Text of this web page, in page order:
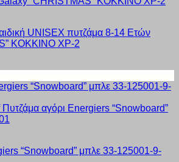
UNISEX πυτζάμα 8-14 Ετών
ΚΟΚΚΙΝΟ ΧΡ-2
“Snowboard” μπλε 33-125001-9-